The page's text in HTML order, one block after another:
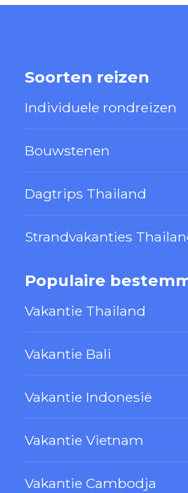
Soorten reizen
Individuele rondreizen
Bouwstenen
Dagtrips Thailand
Strandvakanties
Populaire
Vakantie Thailand
Vakantie Bali
Vakantie Indonesië
Vakantie Vietnam
Vakantie Cambodja